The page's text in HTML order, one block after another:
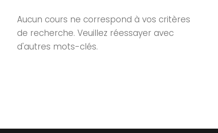
Aucun cours ne correspond à vos critères
de recherche. Veuillez réessayer avec
d'autres mots-clés.